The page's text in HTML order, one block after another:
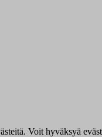
Voit hyväksyä